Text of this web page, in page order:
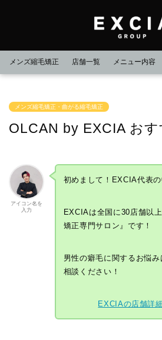
メンズ縮毛矯正 店舗一覧 メニュー内容
メンズ縮毛矯正・曲がる縮毛矯正
OLCAN by EXCIA お
アイコン名を
入力
初めまして！EXCIA代表の
EXCIAは全国に30店舗以
矯正専門サロン』です！
男性の癖毛に関するお悩
相談ください！
EXCIAの店舗詳